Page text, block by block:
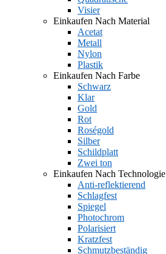
Visier
Einkaufen Nach Material
Acetat
Metall
Nylon
Plastik
Einkaufen Nach Farbe
Schwarz
Klar
Gold
Rot
Roségold
Silber
Schildplatt
Zwei ton
Einkaufen Nach Technologie
Anti-reflektierend
Schlagfest
Spiegel
Photochrom
Polarisiert
Kratzfest
Schmutzbeständig